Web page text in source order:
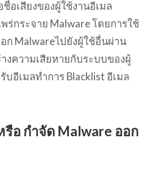
อเสียงของผู้ใช้งานอีเมล
ร่กระจาย Malware โดยการใช้
ก Malwareไปยังผู้ใช้อื่นผ่าน
งความเสียหายกับระบบของผู้
บอีเมลทำการ Blacklist อีเมล
รือ กำจัด Malware ออก